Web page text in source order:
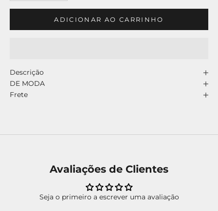
ADICIONAR AO CARRINHO
Descrição
DE MODA
Frete
Avaliações de Clientes
Seja o primeiro a escrever uma avaliação